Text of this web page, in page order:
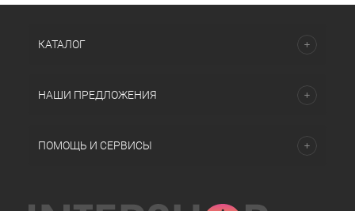
КАТАЛОГ
НАШИ ПРЕДЛОЖЕНИЯ
ПОМОЩЬ И СЕРВИСЫ